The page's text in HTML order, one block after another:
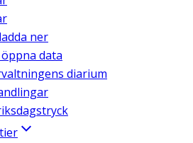
ner
data
diarium